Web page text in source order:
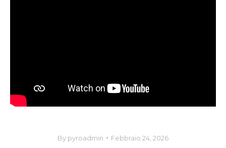
By pyroadmin Febbraio 24, 2026